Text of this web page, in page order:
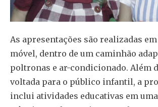
As apresentações são realizadas
móvel, dentro de um caminhão
poltronas e ar-condicionado. Além
voltada para o público infantil, a
inclui atividades educativas em